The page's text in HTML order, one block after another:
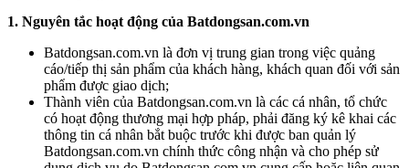
1. Nguyên tắc hoạt động của Batdongsan.com.vn
Batdongsan.com.vn là đơn vị trung gian trong việc quảng
cáo/tiếp thị sản phẩm của khách hàng, khách quan đối với sản
phẩm được giao dịch;
Thành viên của Batdongsan.com.vn là các cá nhân, tổ chức
có hoạt động thương mại hợp pháp, phải đăng ký kê khai các
thông tin cá nhân bắt buộc trước khi được ban quản lý
Batdongsan.com.vn chính thức công nhận và cho phép sử